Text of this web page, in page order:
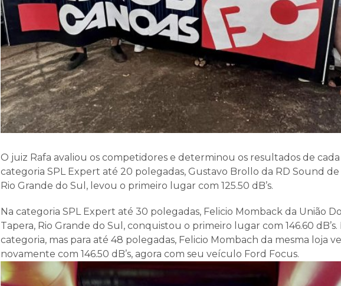
O juiz Rafa avaliou os competidores e determinou os resultados de
categoria SPL Expert até 20 polegadas, Gustavo Brollo da RD Sound de
Rio Grande do Sul, levou o primeiro lugar com 125.50 dB’s.
Na categoria SPL Expert até 30 polegadas, Felicio Momback da União
Tapera, Rio Grande do Sul, conquistou o primeiro lugar com 146.60 dB’s.
categoria, mas para até 48 polegadas, Felicio Mombach da mesma loja
novamente com 146.50 dB’s, agora com seu veículo Ford Focus.